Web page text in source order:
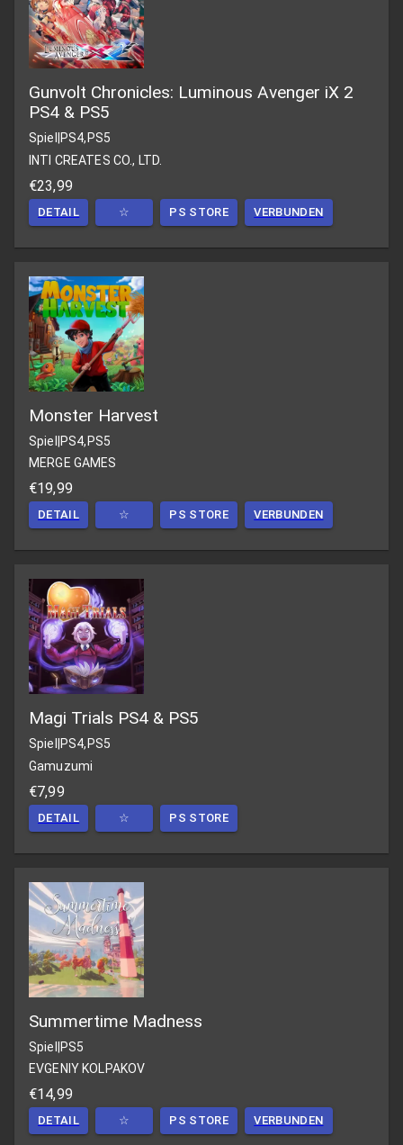
Gunvolt Chronicles: Luminous Avenger iX 2
PS4 & PS5
Spiel
PS4,PS5
INTI CREATES CO., LTD.
€23,99
DETAIL ☆ PS STORE VERBUNDEN
Monster Harvest
Spiel|PS4,PS5
MERGE GAMES
€19,99
DETAIL ☆ PS STORE VERBUNDEN
Magi Trials PS4 & PS5
Spiel
PS4,PS5
Gamuzumi
€7,99
DETAIL ☆ PS STORE
Summertime Madness
Spiel|PS5
EVGENIY KOLPAKOV
€14,99
DETAIL ☆ PS STORE VERBUNDEN